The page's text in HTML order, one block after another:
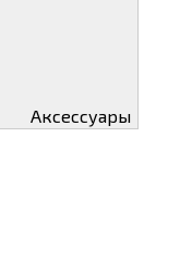
Аксессуары